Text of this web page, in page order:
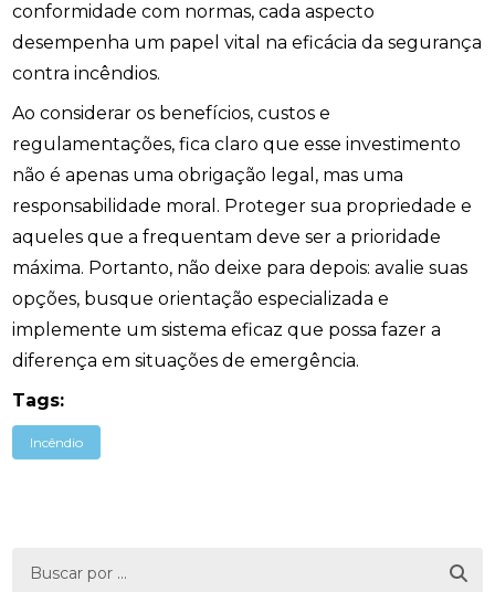
conformidade com normas, cada aspecto
desempenha um papel vital na eficácia da segurança
contra incêndios.
Ao considerar os benefícios, custos e
regulamentações, fica claro que esse investimento
não é apenas uma obrigação legal, mas uma
responsabilidade moral. Proteger sua propriedade e
aqueles que a frequentam deve ser a prioridade
máxima. Portanto, não deixe para depois: avalie suas
opções, busque orientação especializada e
implemente um sistema eficaz que possa fazer a
diferença em situações de emergência.
Tags:
Incêndio